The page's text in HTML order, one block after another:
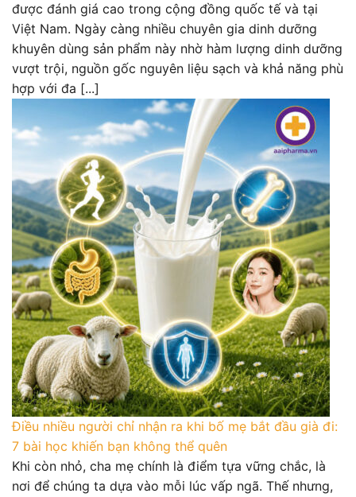
được đánh giá cao trong cộng đồng quốc tế và tại
Việt Nam. Ngày càng nhiều chuyên gia dinh dưỡng
khuyên dùng sản phẩm này nhờ hàm lượng dinh dưỡng
vượt trội, nguồn gốc nguyên liệu sạch và khả năng phù
hợp với đa [...]
Điều nhiều người chỉ nhận ra khi bố mẹ bắt đầu già đi:
7 bài học khiến bạn không thể quên
Khi còn nhỏ, cha mẹ chính là điểm tựa vững chắc, là
nơi để chúng ta dựa vào mỗi lúc vấp ngã. Thế nhưng,